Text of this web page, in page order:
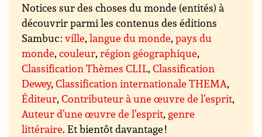
Notices sur des choses du monde (entités) à
découvrir parmi les contenus des éditions
Sambuc :ville,langue du monde,pays du
monde,couleur,région géographique,
Classification Thèmes CLIL,Classification
Dewey,Classification internationale THEMA,
Éditeur,Contributeur à une œuvre de l’esprit,
Auteur d’une œuvre de l’esprit, genre
littéraire. Et bientôt davantage !